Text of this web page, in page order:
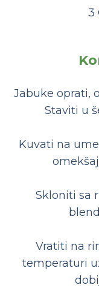
3
Jabuke oprati,
Staviti u
Kuvati na
Skloniti sa
Vratiti na
temperaturi